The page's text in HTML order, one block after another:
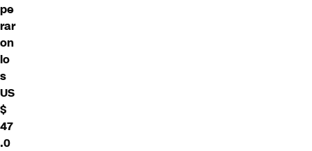
pe
rar
on
lo
s
US
$
47
.0